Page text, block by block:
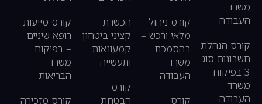
משרד
העבודה
קורס הנהלת
חשבונות סוג
3 בפיקוח
משרד
העבודה
קורס ניהול
מלאי ורכש –
בהסמכת
משרד
העבודה
קורס
הכשרת
קציני ביטחון
קמעונאות
ותעשייה
קורס
הבטחת
קורס סייעות
רופא שיניים
– בפיקוח
משרד
הבריאות
קורס מזכירה